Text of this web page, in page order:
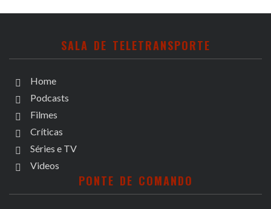
SALA DE TELETRANSPORTE
Home
Podcasts
Filmes
Críticas
Séries e TV
Videos
PONTE DE COMANDO